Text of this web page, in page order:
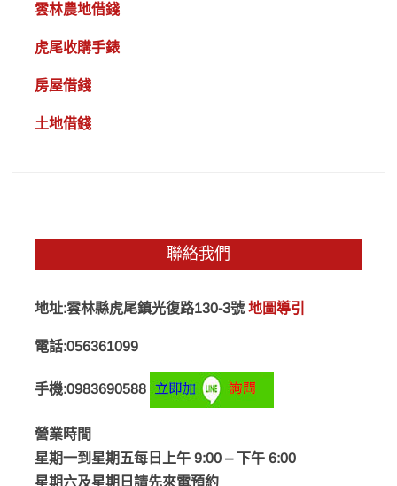
雲林農地借錢
虎尾收購手錶
房屋借錢
土地借錢
聯絡我們
地址:雲林縣虎尾鎮光復路130-3號地圖導引
電話:056361099
手機:0983690588
營業時間
星期一到星期五每日上午 9:00 – 下午 6:00
星期六及星期日請先來電預約